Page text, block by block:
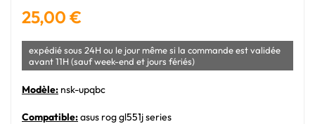
25,00 €
expédié sous 24H ou le jour même si la commande est validée
avant 11H (sauf week-end et jours fériés)
Modèle: nsk-upqbc
Compatible:asus rog gl551j series